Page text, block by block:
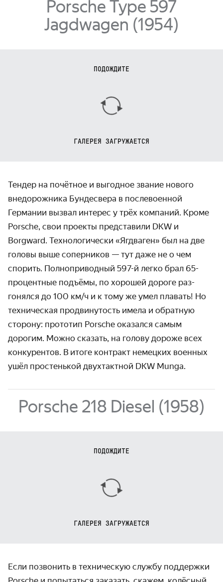
Porsche Type 597
Jagdwagen (1954)
ПОДОЖДИТЕ
ГАЛЕРЕЯ ЗАГРУЖАЕТСЯ
Тендер на почётное и выгодное звание нового
внедорож­ника Бундесвера в после­военной
Германии вызвал интерес у трёх компаний. Кроме
Porsche, свои проекты пред­ставили DKW и
Borgward. Технологи­чески «Ягдваген» был на две
головы выше соперников — тут даже не о чем
спорить. Полно­приводный 597-й легко брал 65-
процентные подъёмы, по хорошей дороге раз­
гонялся до 100 км/ч и к тому же умел плавать! Но
техническая продвину­тость имела и обратную
сторону: прототип Porsche оказался самым
дорогим. Можно сказать, на голову дороже всех
конкурентов. В итоге контракт немецких военных
ушёл простенькой двухтактной DKW Munga.
Porsche 218 Diesel (1958)
ПОДОЖДИТЕ
ГАЛЕРЕЯ ЗАГРУЖАЕТСЯ
Если позвонить в техническую службу поддержки